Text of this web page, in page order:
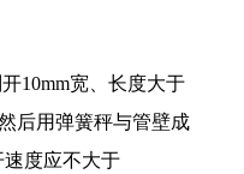
10mm宽、长度大于
后用弹簧秤与管壁成
速度应不大于